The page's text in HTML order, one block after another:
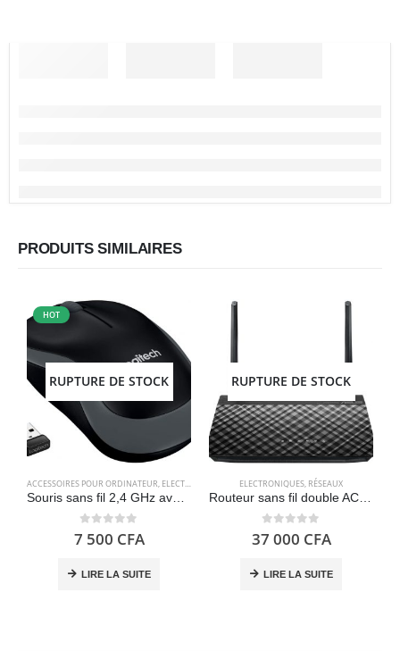
PRODUITS SIMILAIRES
HOT
RUPTURE DE STOCK
ACCESSOIRES POUR ORDINATEUR, ELECTRONIQUES SOURIS
Souris sans fil 2,4 GHz avec mini récepteur USB, batterie 12 mois, suivi optique 1000 DPI, ambidextre, gris – Logitech M185
0 out of 5
7 500 CFA
LIRE LA SUITE
RUPTURE DE STOCK
ELECTRONIQUES, RÉSEAUX
Routeur sans fil double AC750 (USB 2.0, mode point d’accès et routeur sans fil, compatible OpenWrt) ASUS RT-AC51U
0out of 5
37 000 CFA
LIRE LA SUITE